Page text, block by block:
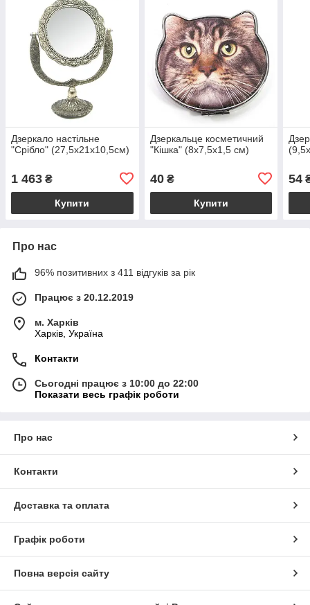
Дзеркало настільне
"Срібло" (27,5х21х10,5см)
1 463 ₴
Купити
Дзеркальце косметичний
"Кішка" (8х7,5х1,5 см)
40₴
Купити
54
Про нас
96% позитивних з 411 відгуків за рік
Працює з 20.12.2019
м. Харків
Харків, Україна
Контакти
Сьогодні працює з 10:00 до 22:00
Показати весь графік роботи
Про нас
Контакти
Доставка та оплата
Графік роботи
Повна версія сайту